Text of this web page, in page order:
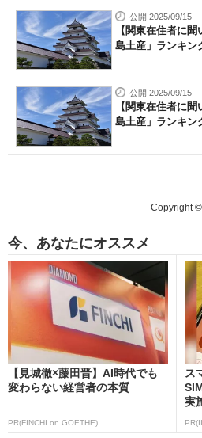
公開 2025/09/15
【関東在住者に
島土産」ランキ
公開 2025/09/15
【関東在住者に
島土産」ランキ
Copyright ©
今、あなたにオススメ
【見城徹×藤田晋】AI時代でも
変わらない経営者の本質
PR(FINCHI on GOETHE)
ス
実